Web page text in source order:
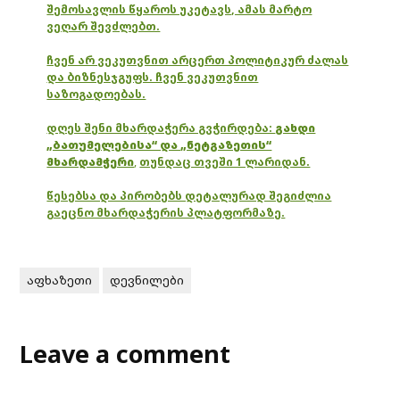
შემოსავლის წყაროს უკეტავს, ამას მარტო
ვეღარ შევძლებთ.
ჩვენ არ ვეკუთვნით არცერთ პოლიტიკურ ძალას
და ბიზნესჯგუფს. ჩვენ ვეკუთვნით
საზოგადოებას.
დღეს შენი მხარდაჭერა გვჭირდება: გახდი
„ბათუმელებისა“ და „ნეტგაზეთის“
მხარდამჭერი, თუნდაც თვეში 1 ლარიდან.
წესებსა და პირობებს დეტალურად შეგიძლია
გაეცნო მხარდაჭერის პლატფორმაზე.
აფხაზეთი დევნილები
Leave a comment